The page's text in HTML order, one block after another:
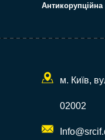
Антикорупційна
м. Київ,
02002